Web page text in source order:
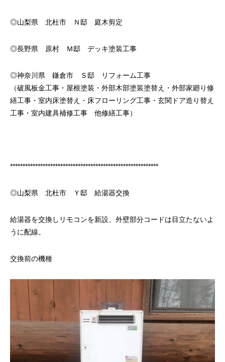
◎山梨県 北杜市 Ｎ邸 庭木剪定
◎長野県 原村 Ｍ邸 デッキ塗装工事
◎神奈川県 鎌倉市 Ｓ邸 リフォーム工事
（破風板金工事・屋根塗装・外部木部塗装塗替え・外部家廻り修
繕工事・室内床塗替え・床フローリング工事・玄関ドア造り替え
工事・室内建具補修工事 他修繕工事）
***********************************************************
◎山梨県 北杜市 Ｙ邸 給湯器交換
給湯器を交換しリモコンを新設、外壁部分コードは目立たないよ
うに配線。
交換前の機種